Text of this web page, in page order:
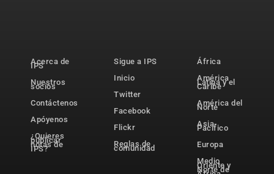
Acerca de
IPS
Nuestros
socios
Contáctenos
Apóyenos
¿Quieres
publicar
notas de
IPS?
Sigue a IPS
Inicio
Twitter
Facebook
Flickr
Reglas de
comunidad
África
América
Latina y el
Caribe
América del
Norte
Asia-
Pacífico
Europa
Medio
Oriente y
Norte de